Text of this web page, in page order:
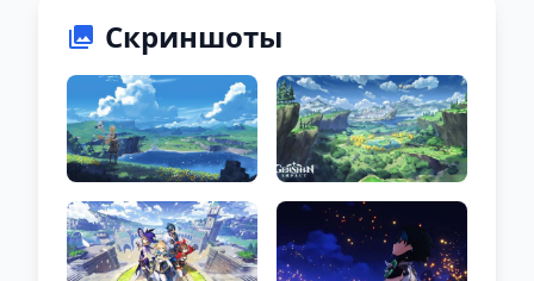
Скриншоты